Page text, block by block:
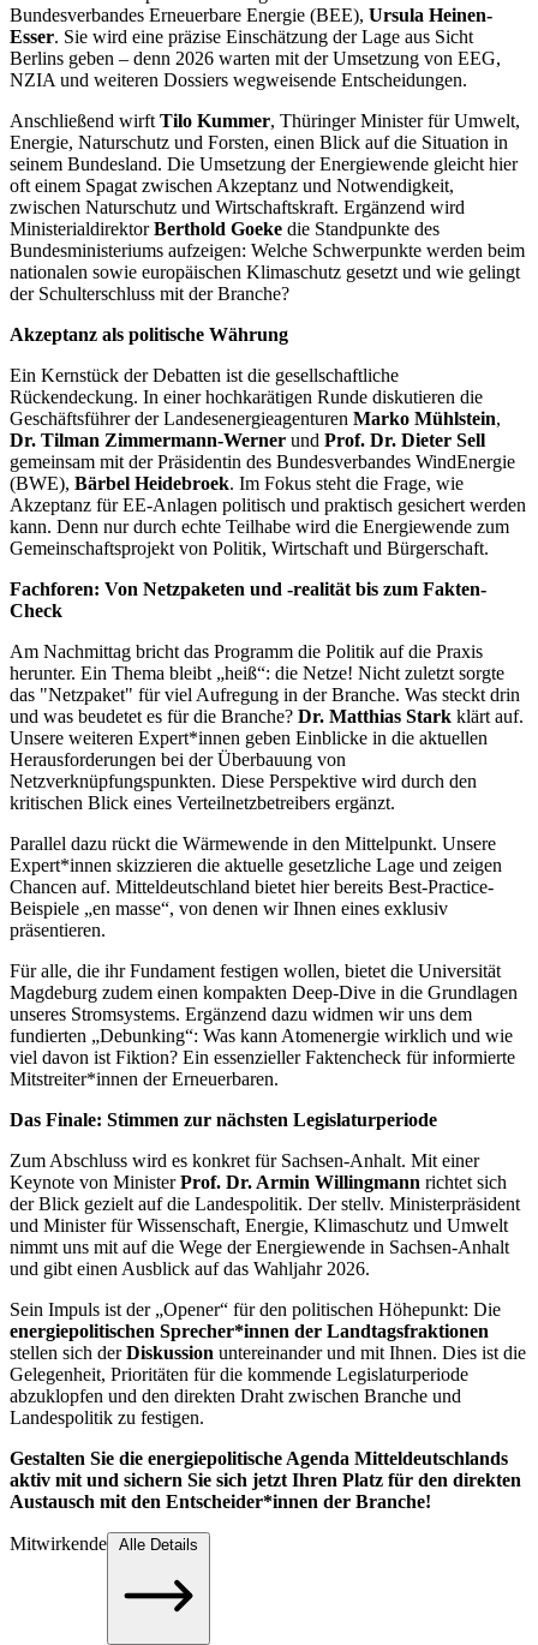
Bundesverbandes Erneuerbare Energie (BEE), Ursula Heinen-
Esser. Sie wird eine präzise Einschätzung der Lage aus Sicht
Berlins geben – denn 2026 warten mit der Umsetzung von EEG,
NZIA und weiteren Dossiers wegweisende Entscheidungen.
Anschließend wirft Tilo Kummer, Thüringer Minister für Umwelt,
Energie, Naturschutz und Forsten, einen Blick auf die Situation in
seinem Bundesland. Die Umsetzung der Energiewende gleicht hier
oft einem Spagat zwischen Akzeptanz und Notwendigkeit,
zwischen Naturschutz und Wirtschaftskraft. Ergänzend wird
MinisterialdirektorBerthold Goeke die Standpunkte des
Bundesministeriums aufzeigen: Welche Schwerpunkte werden beim
nationalen sowie europäischen Klimaschutz gesetzt und wie gelingt
der Schulterschluss mit der Branche?
Akzeptanz als politische Währung
Ein Kernstück der Debatten ist die gesellschaftliche
Rückendeckung. In einer hochkarätigen Runde diskutieren die
Geschäftsführer der Landesenergieagenturen Marko Mühlstein,
Dr. Tilman Zimmermann-Werner und Prof. Dr. Dieter Sell
gemeinsam mit der Präsidentin des Bundesverbandes WindEnergie
(BWE), Bärbel Heidebroek. Im Fokus steht die Frage, wie
Akzeptanz für EE-Anlagen politisch und praktisch gesichert werden
kann. Denn nur durch echte Teilhabe wird die Energiewende zum
Gemeinschaftsprojekt von Politik, Wirtschaft und Bürgerschaft.
Fachforen: Von Netzpaketen und -realität bis zum Fakten-
Check
Am Nachmittag bricht das Programm die Politik auf die Praxis
herunter. Ein Thema bleibt „heiß“: die Netze! Nicht zuletzt sorgte
das "Netzpaket" für viel Aufregung in der Branche. Was steckt drin
und was beudetet es für die Branche? Dr. Matthias Stark klärt auf.
Unsere weiteren Expert*innen geben Einblicke in die aktuellen
Herausforderungen bei der Überbauung von
Netzverknüpfungspunkten. Diese Perspektive wird durch den
kritischen Blick eines Verteilnetzbetreibers ergänzt.
Parallel dazu rückt die Wärmewende in den Mittelpunkt. Unsere
Expert*innen skizzieren die aktuelle gesetzliche Lage und zeigen
Chancen auf. Mitteldeutschland bietet hier bereits Best-Practice-
Beispiele „en masse“, von denen wir Ihnen eines exklusiv
präsentieren.
Für alle, die ihr Fundament festigen wollen, bietet die Universität
Magdeburg zudem einen kompakten Deep-Dive in die Grundlagen
unseres Stromsystems. Ergänzend dazu widmen wir uns dem
fundierten „Debunking“: Was kann Atomenergie wirklich und wie
viel davon ist Fiktion? Ein essenzieller Faktencheck für informierte
Mitstreiter*innen der Erneuerbaren.
Das Finale: Stimmen zur nächsten Legislaturperiode
Zum Abschluss wird es konkret für Sachsen-Anhalt. Mit einer
Keynote von MinisterProf. Dr. Armin Willingmann richtet sich
der Blick gezielt auf die Landespolitik. Der stellv. Ministerpräsident
und Minister für Wissenschaft, Energie, Klimaschutz und Umwelt
nimmt uns mit auf die Wege der Energiewende in Sachsen-Anhalt
und gibt einen Ausblick auf das Wahljahr 2026.
Sein Impuls ist der „Opener“ für den politischen Höhepunkt: Die
energiepolitischen Sprecher*innen der Landtagsfraktionen
stellen sich derDiskussion untereinander und mit Ihnen. Dies ist die
Gelegenheit, Prioritäten für die kommende Legislaturperiode
abzuklopfen und den direkten Draht zwischen Branche und
Landespolitik zu festigen.
Gestalten Sie die energiepolitische Agenda Mitteldeutschlands
aktiv mit und sichern Sie sich jetzt Ihren Platz für den direkten
Austausch mit den Entscheider*innen der Branche!
Mitwirkende